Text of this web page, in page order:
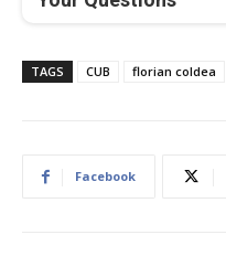
TAGS CUB florian coldea
Facebook